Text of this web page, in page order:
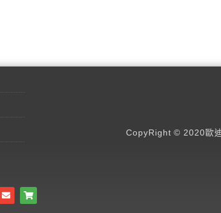
CopyRight © 2020歐